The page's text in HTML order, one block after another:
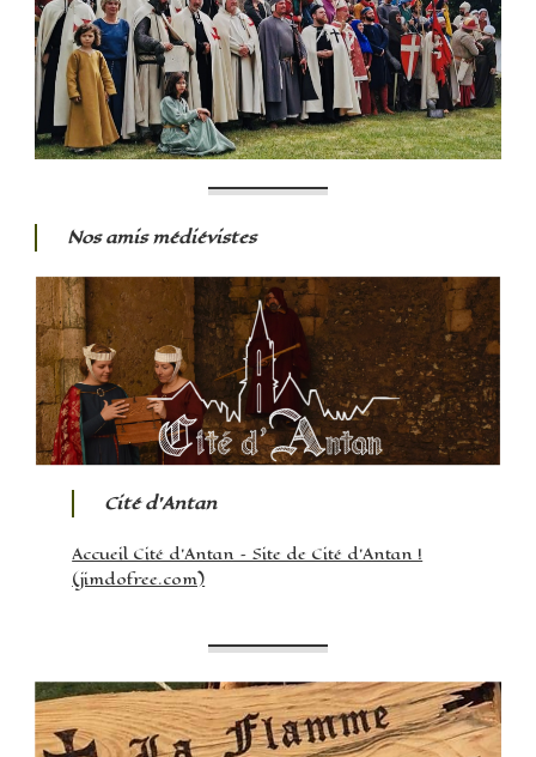
Nos amis médiévistes
Cité d’Antan
Accueil Cité d’Antan – Site de Cité d’Antan !
(jimdofree.com)